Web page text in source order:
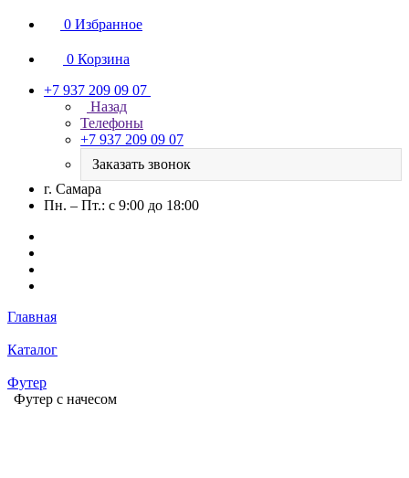
0 Избранное
0 Корзина
+7 937 209 09 07
Назад
Телефоны
+7 937 209 09 07
Заказать звонок
г. Самара
Пн. – Пт.: с 9:00 до 18:00
Главная
Каталог
Футер
Футер с начесом